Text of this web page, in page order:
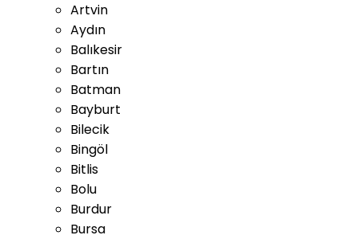
Artvin
Aydın
Balıkesir
Bartın
Batman
Bayburt
Bilecik
Bingöl
Bitlis
Bolu
Burdur
Bursa